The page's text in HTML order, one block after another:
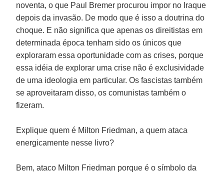
noventa, o que Paul Bremer procurou impor no Iraque
depois da invasão. De modo que é isso a doutrina do
choque. E não significa que apenas os direitistas em
determinada época tenham sido os únicos que
exploraram essa oportunidade com as crises, porque
essa idéia de explorar uma crise não é exclusividade
de uma ideologia em particular. Os fascistas também
se aproveitaram disso, os comunistas também o
fizeram.
Explique quem é Milton Friedman, a quem ataca
energicamente nesse livro?
Bem, ataco Milton Friedman porque é o símbolo da